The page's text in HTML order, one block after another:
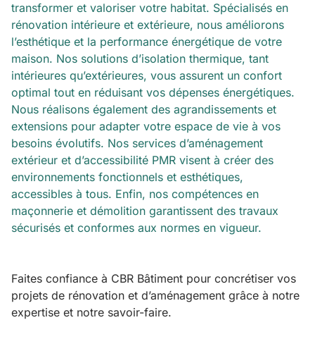
transformer et valoriser votre habitat. Spécialisés en
rénovation intérieure et extérieure, nous améliorons
l’esthétique et la performance énergétique de votre
maison. Nos solutions d’isolation thermique, tant
intérieures qu’extérieures, vous assurent un confort
optimal tout en réduisant vos dépenses énergétiques.
Nous réalisons également des agrandissements et
extensions pour adapter votre espace de vie à vos
besoins évolutifs. Nos services d’aménagement
extérieur et d’accessibilité PMR visent à créer des
environnements fonctionnels et esthétiques,
accessibles à tous. Enfin, nos compétences en
maçonnerie et démolition garantissent des travaux
sécurisés et conformes aux normes en vigueur.
Faites confiance à CBR Bâtiment pour concrétiser vos
projets de rénovation et d’aménagement grâce à notre
expertise et notre savoir-faire.